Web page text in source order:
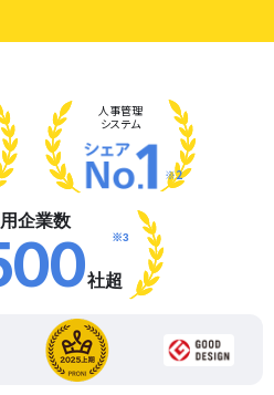
人事管理
システム
※2
企業数
社超
※3